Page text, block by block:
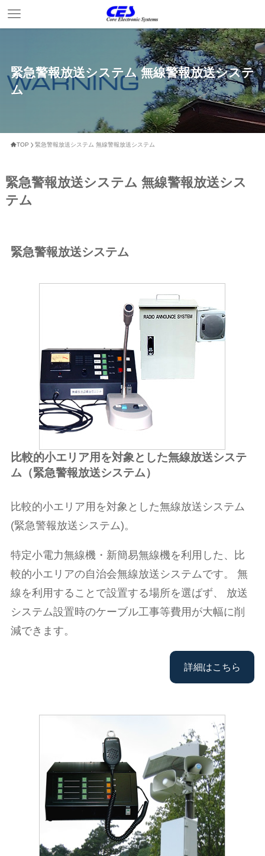
緊急警報放送システム 無線警報放送システ
ム
TOP 緊急警報放送システム 無線警報放送システム
緊急警報放送システム 無線警報放送シス
テム
緊急警報放送システム
比較的小エリア用を対象とした無線放送システ
ム（緊急警報放送システム）
比較的小エリア用を対象とした無線放送システム
(緊急警報放送システム)。
特定小電力無線機・新簡易無線機を利用した、比
較的小エリアの自治会無線放送システムです。 無
線を利用することで設置する場所を選ばず、 放送
システム設置時のケーブル工事等費用が大幅に削
減できます。
詳細はこちら